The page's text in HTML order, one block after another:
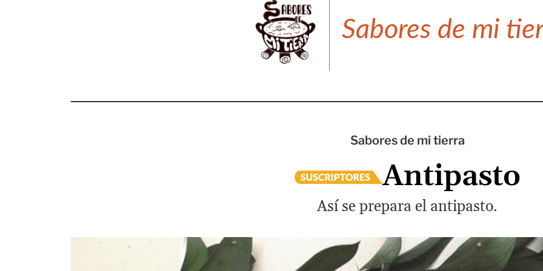
Sabores de mi
Sabores de mi tierra
Antipasto
Así se prepara el antipasto.